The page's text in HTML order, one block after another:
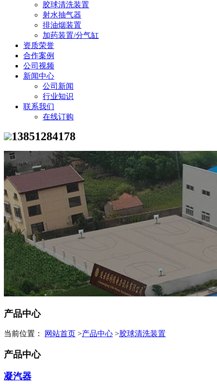
胶球清洗装置
射水抽气器
排油烟装置
加药装置/分气缸
资质荣誉
合作案例
公司视频
新闻中心
公司新闻
行业知识
联系我们
在线订购
13851284178
产品中心
当前位置： 网站首页 >产品中心 >胶球清洗装置
产品中心
凝汽器